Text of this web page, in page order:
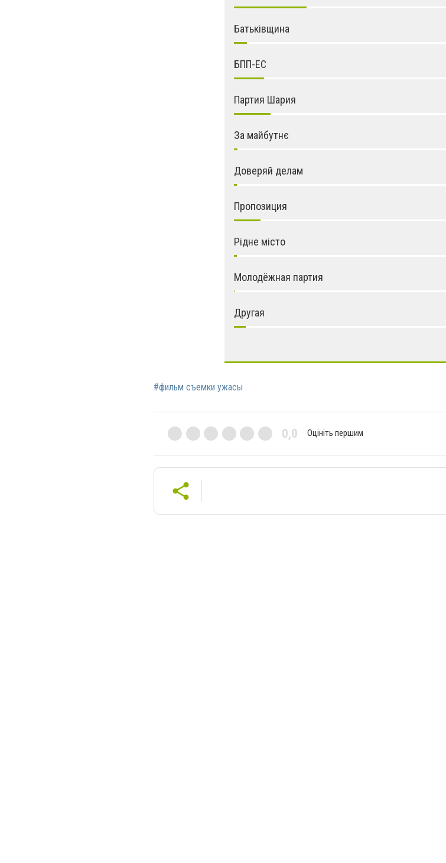
Батьківщина
БПП-ЕС
Партия Шария
За майбутнє
Доверяй делам
Пропозиция
Рідне місто
Молодёжная партия
Другая
#фильм съемки ужасы
0,0 Оцініть першим